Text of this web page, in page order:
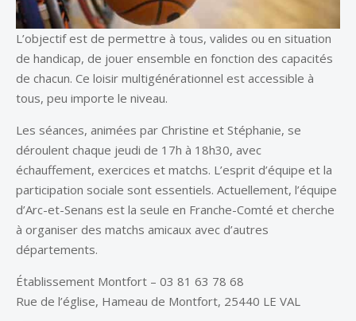
L’objectif est de permettre à tous, valides ou en situation
de handicap, de jouer ensemble en fonction des capacités
de chacun. Ce loisir multigénérationnel est accessible à
tous, peu importe le niveau.
Les séances, animées par Christine et Stéphanie, se
déroulent chaque jeudi de 17h à 18h30, avec
échauffement, exercices et matchs. L’esprit d’équipe et la
participation sociale sont essentiels. Actuellement, l’équipe
d’Arc-et-Senans est la seule en Franche-Comté et cherche
à organiser des matchs amicaux avec d’autres
départements.
Établissement Montfort – 03 81 63 78 68
Rue de l’église, Hameau de Montfort, 25440 LE VAL